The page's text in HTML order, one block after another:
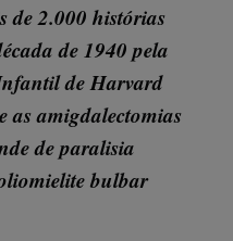
de 2.000 histórias
de 1940 pela
de Harvard
as amigdalectomias
de paralisia
bulbar